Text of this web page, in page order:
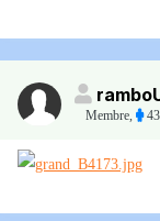
Membre,